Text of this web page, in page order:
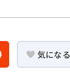
気になる